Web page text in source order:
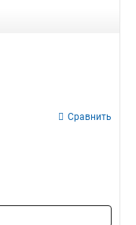
Сравнить